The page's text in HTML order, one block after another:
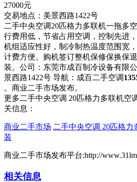
27000元
交易地点： 美景西路1422号
二手中央空调20匹格力多联机一拖多
行费用低，节省占用空调，控制先进
机组适应性好，制冷制热温度范围宽
计费方便。购机签订整机保修保换保
装。公司：东莞市成百制冷设备有限
景西路1422号 导航：成百二手空调
。商业二手市场发布。
更多二手中央空调 20匹格力多联机空
关信息：
商业二手市场 二手中央空调 20匹格
装
商业二手市场发布平台:http://
相关信息